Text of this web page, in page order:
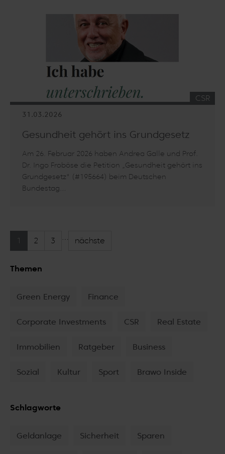
CSR
31.03.2026
Gesundheit gehört ins Grundgesetz
Am 26. Februar 2026 haben Andrea Galle und Prof.
Dr. Ingo Froböse die Petition „Gesundheit gehört ins
Grundgesetz" (#195664) beim Deutschen
Bundestag…
1 2 3 … nächste
Themen
Green Energy Finance
Corporate Investments CSR Real Estate
Immobilien Ratgeber Business
Sozial Kultur Sport Brawo Inside
Schlagworte
Geldanlage Sicherheit Sparen